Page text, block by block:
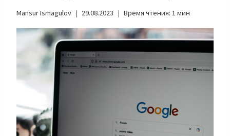
Mansur Ismagulov 29.08.2023 Время чтения: 1 мин